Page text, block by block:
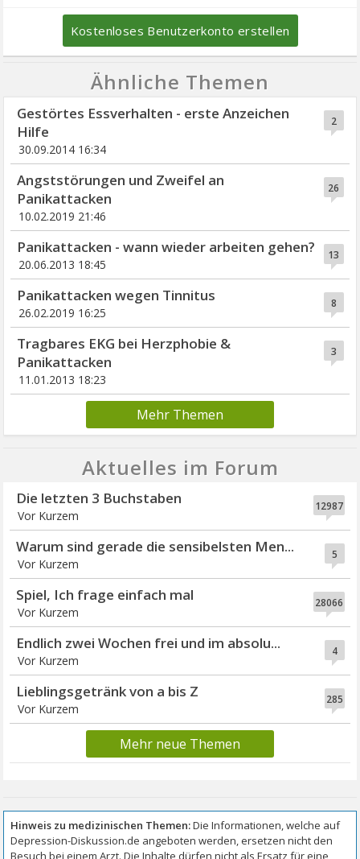
Kostenloses Benutzerkonto erstellen
Ähnliche Themen
2
Gestörtes Essverhalten - erste Anzeichen
Hilfe
30.09.2014 16:34
26
Angststörungen und Zweifel an
Panikattacken
10.02.2019 21:46
13
Panikattacken - wann wieder arbeiten gehen?
20.06.2013 18:45
8
Panikattacken wegen Tinnitus
26.02.2019 16:25
3
Tragbares EKG bei Herzphobie &
Panikattacken
11.01.2013 18:23
Mehr Themen
Aktuelles im Forum
12987
Die letzten 3 Buchstaben
Vor Kurzem
5
Warum sind gerade die sensibelsten Men...
Vor Kurzem
28066
Spiel, Ich frage einfach mal
Vor Kurzem
4
Endlich zwei Wochen frei und im absolu...
Vor Kurzem
285
Lieblingsgetränk von a bis Z
Vor Kurzem
Mehr neue Themen